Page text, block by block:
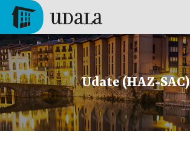
Pasar al contenido principal
Tolosa
Udate (HAZ-SAC)